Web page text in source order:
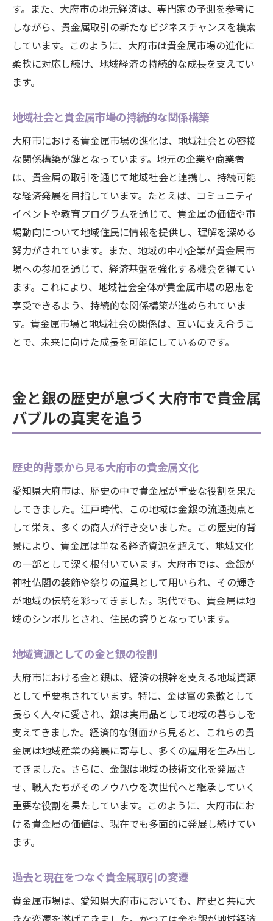
す。また、大府市の地元経済は、専門家の予測を参考に
しながら、貴金属取引の新たなビジネスチャンスを模索
しています。このように、大府市は貴金属市場の進化に
柔軟に対応し続け、地域経済の持続的な成長を支えてい
ます。
地域社会と貴金属市場の持続的な関係構築
大府市における貴金属市場の進化は、地域社会との密接
な関係構築が鍵となっています。地元の企業や商業者
は、貴金属の取引を通じて地域社会と連携し、持続可能
な経済発展を目指しています。たとえば、コミュニティ
イベントや教育プログラムを通じて、貴金属の価値や市
場動向について地域住民に情報を提供し、理解を深める
努力がされています。また、地域の中小企業が貴金属市
場への参加を通じて、経済基盤を強化する機会を得てい
ます。これにより、地域社会全体が貴金属市場の恩恵を
享受できるよう、持続的な関係構築が進められていま
す。貴金属市場と地域社会の関係は、互いに支え合うこ
とで、未来に向けた成長を可能にしているのです。
金と銀の歴史が息づく大府市で貴金属
バブルの真実を追う
歴史的背景から見る大府市の貴金属文化
愛知県大府市は、歴史の中で貴金属が重要な役割を果た
してきました。江戸時代、この地域は金銀の流通拠点と
して栄え、多くの商人が行き交いました。この歴史的背
景により、貴金属は単なる経済資源を超えて、地域文化
の一部として深く根付いています。大府市では、金銀が
神社仏閣の装飾や祭りの道具として用いられ、その輝き
が地域の伝統を彩ってきました。現代でも、貴金属は地
域のシンボルとされ、住民の誇りとなっています。
地域資源としての金と銀の役割
大府市における金と銀は、経済の根幹を支える地域資源
として重要視されています。特に、金は富の象徴として
長らく人々に愛され、銀は実用品として地域の暮らしを
支えてきました。経済的な側面から見ると、これらの貴
金属は地域産業の発展に寄与し、多くの雇用を生み出し
てきました。さらに、金銀は地域の技術文化を発展さ
せ、職人たちがそのノウハウを次世代へと継承していく
重要な役割を果たしています。このように、大府市にお
ける貴金属の価値は、現在でも多面的に発展し続けてい
ます。
過去と現在をつなぐ貴金属取引の変遷
貴金属市場は、愛知県大府市においても、歴史と共に大